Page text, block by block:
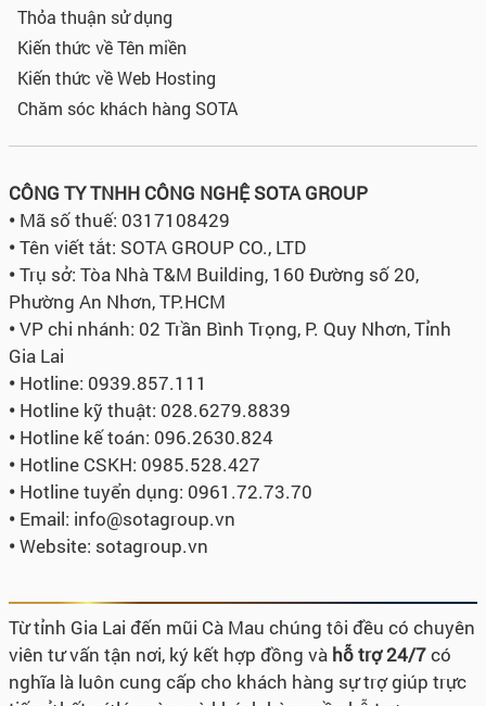
Thỏa thuận sử dụng
Kiến thức về Tên miền
Kiến thức về Web Hosting
Chăm sóc khách hàng SOTA
CÔNG TY TNHH CÔNG NGHỆ SOTA GROUP
• Mã số thuế: 0317108429
•Tên viết tắt: SOTA GROUP CO., LTD
•Trụ sở: Tòa Nhà T&M Building, 160 Đường số 20,
Phường An Nhơn, TP.HCM
•VP chi nhánh: 02 Trần Bình Trọng, P. Quy Nhơn, Tỉnh
Gia Lai
• Hotline: 0939.857.111
• Hotline kỹ thuật: 028.6279.8839
• Hotline kế toán: 096.2630.824
• Hotline CSKH: 0985.528.427
• Hotline tuyển dụng: 0961.72.73.70
• Email: info@sotagroup.vn
•Website: sotagroup.vn
Từ tỉnh Gia Lai đến mũi Cà Mau chúng tôi đều có chuyên
viên tư vấn tận nơi, ký kết hợp đồng và hỗ trợ 24/7có
nghĩa là luôn cung cấp cho khách hàng sự trợ giúp trực